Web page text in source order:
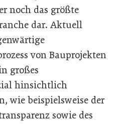
noch das größte
dar. Aktuell
von Bauprojekten
großes
hinsichtlich
wie beispielsweise der
sowie des